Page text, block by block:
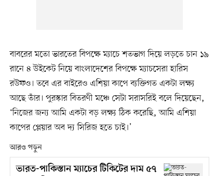
বাবরের মতো ভারতের বিপক্ষে ম্যাচে শতভাগ দিয়ে লড়তে চান ১৯
রানে ৪ উইকেট নিয়ে বাংলাদেশের বিপক্ষে ম্যাচসেরা হারিস
রউফও। তবে এর বাইরেও এশিয়া কাপে ব্যক্তিগত একটা লক্ষ্য
আছে তাঁর। পুরস্কার বিতরণী মঞ্চে সেটা সরাসরিই বলে দিয়েছেন,
‘নিজের জন্য আমি একটা বড় লক্ষ্য ঠিক করেছি, আমি এশিয়া
কাপের প্লেয়ার অব দ্য সিরিজ হতে চাই।’
আরও পড়ুন
ভারত-পাকিস্তান ম্যাচের টিকিটের দাম ৫৭